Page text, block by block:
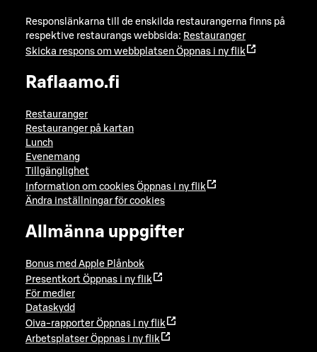
Responslänkarna till de enskilda restaurangerna finns på
respektive restaurangs webbsida: Restauranger
Skicka respons om webbplatsen Öppnas i ny flik
Raflaamo.fi
Restauranger
Restauranger på kartan
Lunch
Evenemang
Tillgänglighet
Information om cookies Öppnas i ny flik
Ändra inställningar för cookies
Allmänna uppgifter
Bonus med Apple Plånbok
Presentkort Öppnas i ny flik
För medier
Dataskydd
Oiva-rapporter Öppnas i ny flik
Arbetsplatser Öppnas i ny flik